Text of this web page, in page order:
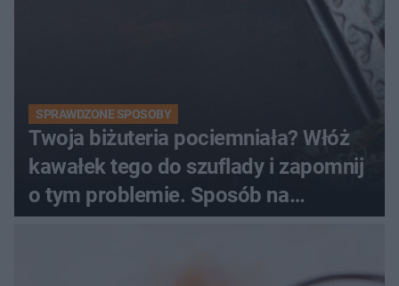
SPRAWDZONE SPOSOBY
Twoja biżuteria pociemniała? Włóż
kawałek tego do szuflady i zapomnij
o tym problemie. Sposób na
pociemniałą biżuterię